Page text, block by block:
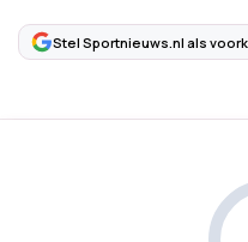
Stel Sportnieuws.nl als